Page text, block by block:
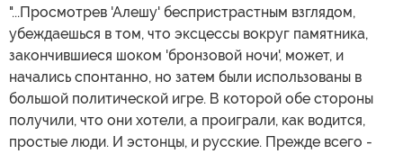
"...Просмотрев 'Алешу' беспристрастным взглядом,
убеждаешься в том, что эксцессы вокруг памятника,
закончившиеся шоком 'бронзовой ночи', может, и
начались спонтанно, но затем были использованы в
большой политической игре. В которой обе стороны
получили, что они хотели, а проиграли, как водится,
простые люди. И эстонцы, и русские. Прежде всего -